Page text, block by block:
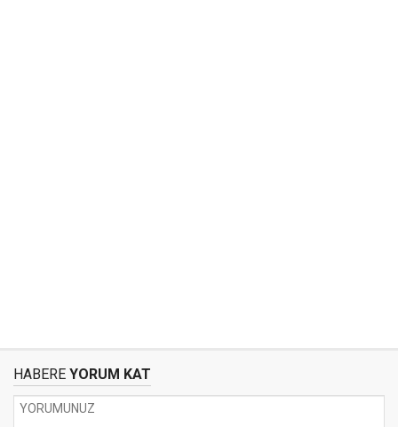
HABERE YORUM KAT